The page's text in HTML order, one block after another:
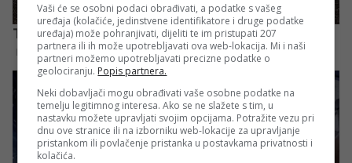
Vaši će se osobni podaci obrađivati, a podatke s vašeg
uređaja (kolačiće, jedinstvene identifikatore i druge podatke
uređaja) može pohranjivati, dijeliti te im pristupati 207
partnera ili ih može upotrebljavati ova web-lokacija. Mi i naši
partneri možemo upotrebljavati precizne podatke o
geolociranju. Popis partnera.
Neki dobavljači mogu obrađivati vaše osobne podatke na
temelju legitimnog interesa. Ako se ne slažete s tim, u
nastavku možete upravljati svojim opcijama. Potražite vezu pri
dnu ove stranice ili na izborniku web-lokacije za upravljanje
pristankom ili povlačenje pristanka u postavkama privatnosti i
kolačića.